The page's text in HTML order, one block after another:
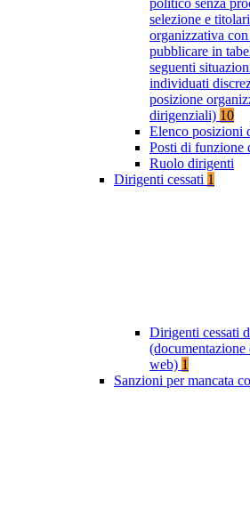
politico senza
selezione e
organizzativa
pubblicare in
seguenti
individuati
posizione
dirigenziali) 10
Elenco posizioni
Posti di funzione
Ruolo dirigenti
Dirigenti cessati 1
Dirigenti cessati
web) 1
Sanzioni per mancata